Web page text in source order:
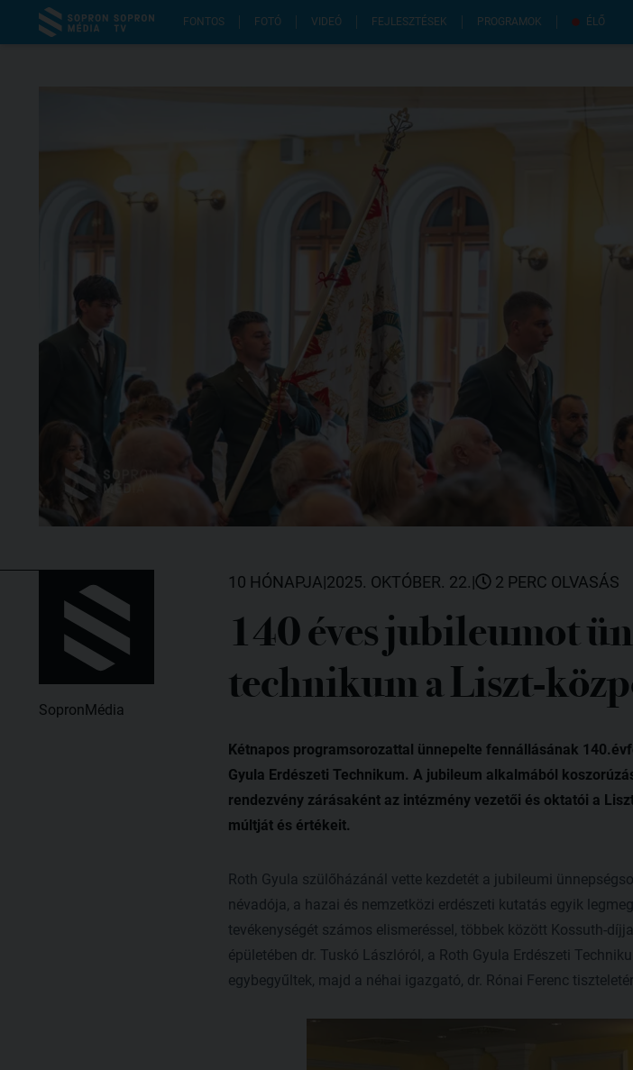
FONTOS FOTÓ VIDEÓ FEJLESZTÉSEK PROGRAMOK ÉLŐ
SopronMédia
10 HÓNAPJA|2025. OKTÓBER. 22.| 2 PERC OLVASÁS
140 éves jubileumot
technikum a Liszt-
Kétnapos programsorozattal ünnepelte fennállásának
Gyula Erdészeti Technikum. A jubileum alkalmából
rendezvény zárásaként az intézmény vezetői és oktatói a
múltját és értékeit.
Roth Gyula szülőházánál vette kezdetét a jubileumi
névadója, a hazai és nemzetközi erdészeti kutatás egyik
tevékenységét számos elismeréssel, többek között Kossuth-
épületében dr. Tuskó Lászlóról, a Roth Gyula Erdészeti
egybegyűltek, majd a néhai igazgató, dr. Rónai Ferenc